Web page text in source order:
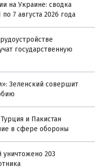
на Украине: сводка
7 августа 2026 года
государственную
Зеленский совершит
и Пакистан
в сфере обороны
уничтожено 203